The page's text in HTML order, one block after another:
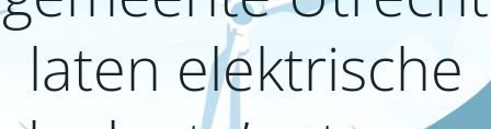
laten elektrische